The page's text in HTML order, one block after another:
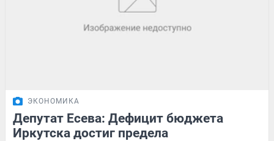
ЭКОНОМИКА
Депутат Есева: Дефицит бюджета
Иркутска достиг предела